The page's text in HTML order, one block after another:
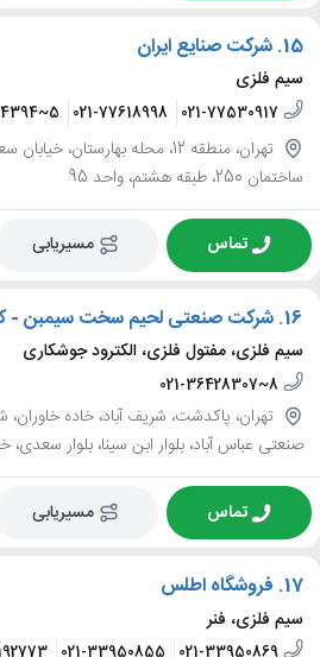
15. شرکت صنایع ایران
سیم فلزی
021-77530917
021-77618998
تهران، منطقه 12، محله بهارستان،
ساختمان 250، طبقه هشتم، واحد 95
تماس مسیریابی
16. شرکت صنعتی لحیم سخت سیمبن -
سیم فلزی، مفتول فلزی، الکترود جوشکاری
021-36428307~8
تهران، پاکدشت، شریف آباد، خاده
صنعتی عباس آباد، بلوار ابن سینا، بلوار سعدی، خیابان 11،
تماس مسیریابی
17. فروشگاه اطلس
سیم فلزی، فنر
021-33950869
021-33950855